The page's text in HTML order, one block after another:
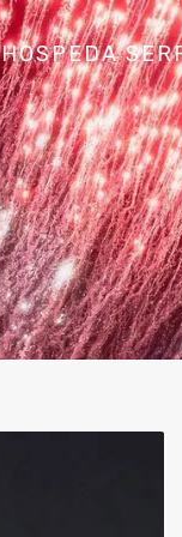
HOSPEDA